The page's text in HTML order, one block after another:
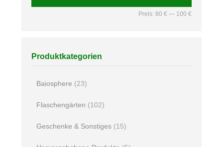
Preis:80 € — 100 €
Produktkategorien
Baiosphere (23)
Flaschengärten (102)
Geschenke & Sonstiges (15)